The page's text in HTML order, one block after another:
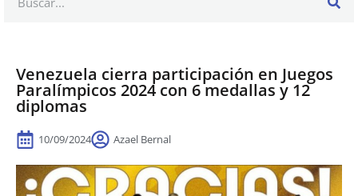
Venezuela cierra participación en Juegos
Paralímpicos 2024 con 6 medallas y 12
diplomas
10/09/2024 Azael Bernal